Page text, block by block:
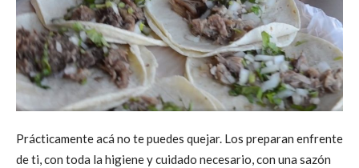
Prácticamente acá no te puedes quejar. Los preparan enfrente
de ti, con toda la higiene y cuidado necesario, con una sazón